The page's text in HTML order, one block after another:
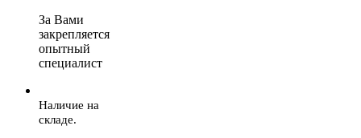
За Вами
закрепляется
опытный
специалист
Наличие на
складе.